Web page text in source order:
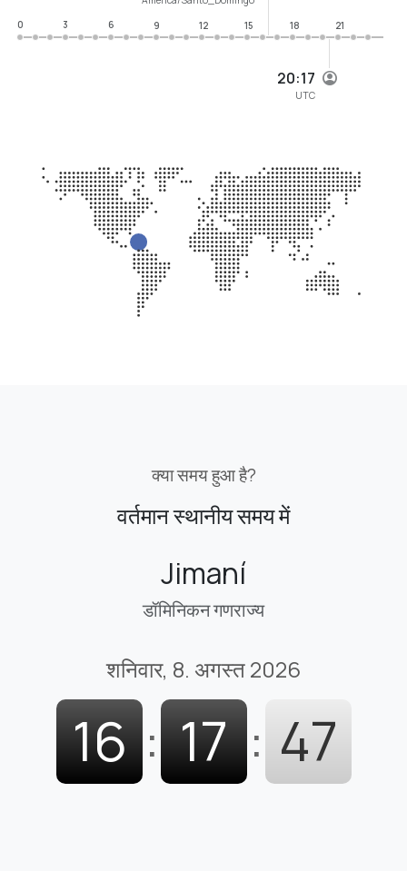
20:17
UTC
0
3 6 9 12 15 18 21
क्या समय हुआ है?
वर्तमान स्थानीय समय में
Jimaní
डॉमिनिकन गणराज्य
शनिवार, 8. अगस्त 2026
16 : 17 : 48